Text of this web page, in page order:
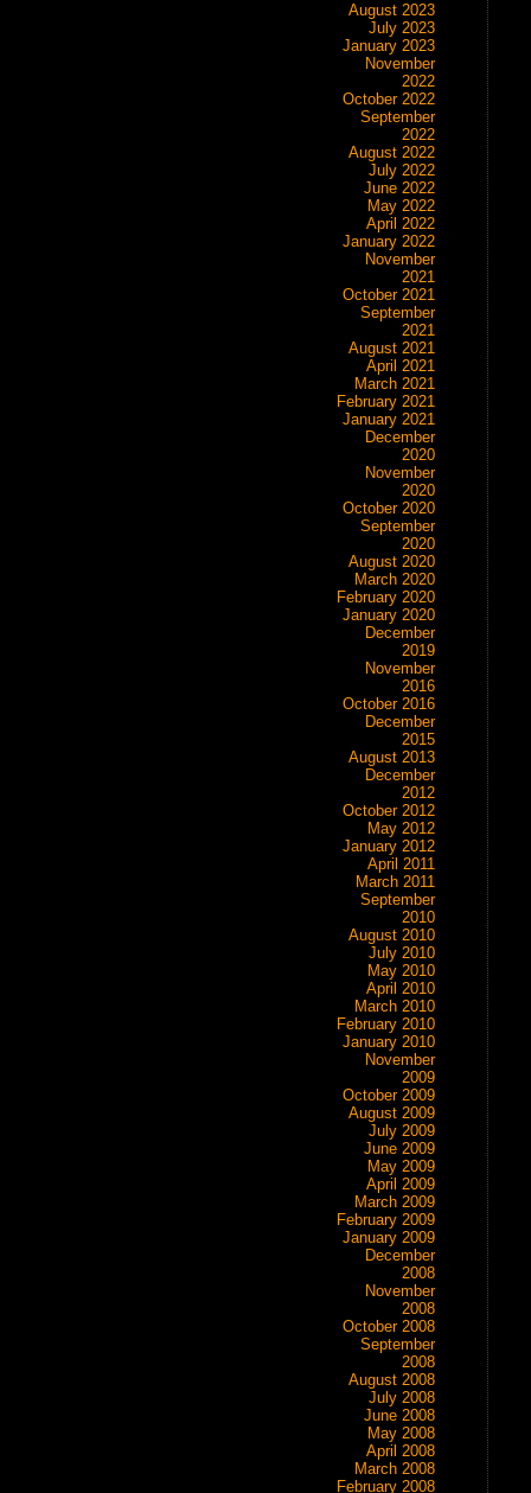
August 2023
July 2023
January 2023
November
2022
October 2022
September
2022
August 2022
July 2022
June 2022
May 2022
April 2022
January 2022
November
2021
October 2021
September
2021
August 2021
April 2021
March 2021
February 2021
January 2021
December
2020
November
2020
October 2020
September
2020
August 2020
March 2020
February 2020
January 2020
December
2019
November
2016
October 2016
December
2015
August 2013
December
2012
October 2012
May 2012
January 2012
April 2011
March 2011
September
2010
August 2010
July 2010
May 2010
April 2010
March 2010
February 2010
January 2010
November
2009
October 2009
August 2009
July 2009
June 2009
May 2009
April 2009
March 2009
February 2009
January 2009
December
2008
November
2008
October 2008
September
2008
August 2008
July 2008
June 2008
May 2008
April 2008
March 2008
February 2008